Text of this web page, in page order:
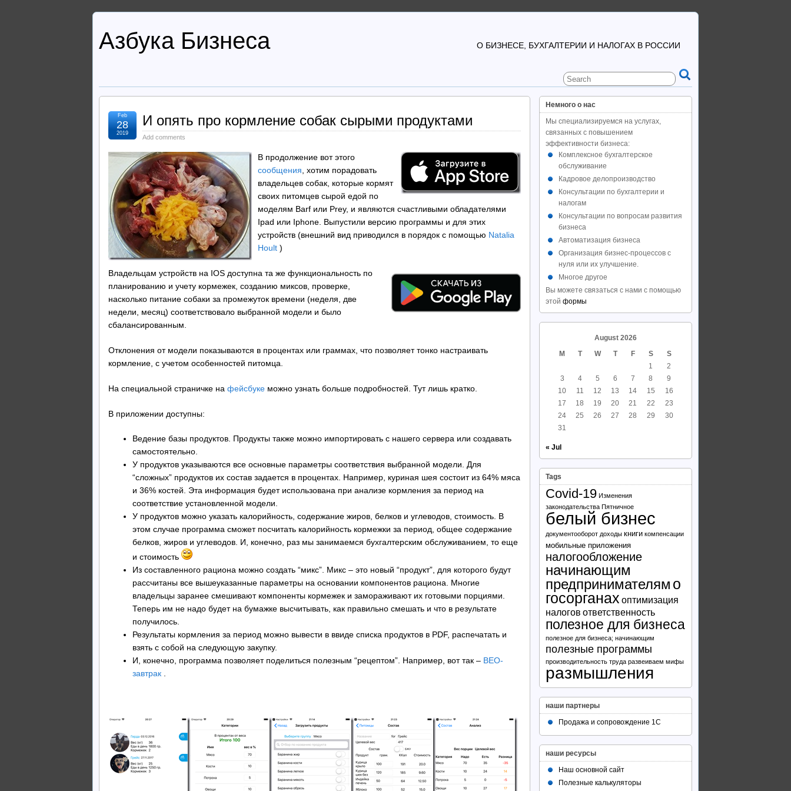
Азбука Бизнеса О БИЗНЕСЕ, БУХГАЛТЕРИИ И НАЛОГАХ В РОССИИ
И опять про кормление собак сырыми продуктами
Add comments
Feb
28
2019
В продолжение вот этого
сообщения , хотим порадовать
владельцев собак, которые кормят
своих питомцев сырой едой по
моделям Barf или Prey, и являются счастливыми обладателями
Ipad или Iphone. Выпустили версию программы и для этих
устройств (внешний вид приводился в порядок с помощью Natalia
Hoult )
Владельцам устройств на IOS доступна та же функциональность по
планированию и учету кормежек, созданию миксов, проверке,
насколько питание собаки за промежуток времени (неделя, две
недели, месяц) соответствовало выбранной модели и было
сбалансированным.
Отклонения от модели показываются в процентах или граммах, что позволяет тонко настраивать
кормление, с учетом особенностей питомца.
На специальной страничке на фейсбуке можно узнать больше подробностей. Тут лишь кратко.
В приложении доступны:
Ведение базы продуктов. Продукты также можно импортировать с нашего сервера или создавать
самостоятельно.
У продуктов указываются все основные параметры соответствия выбранной модели. Для
“сложных” продуктов их состав задается в процентах. Например, куриная шея состоит из 64% мяса
и 36% костей. Эта информация будет использована при анализе кормления за период на
соответствие установленной модели.
У продуктов можно указать калорийность, содержание жиров, белков и углеводов, стоимость. В
этом случае программа сможет посчитать калорийность кормежки за период, общее содержание
белков, жиров и углеводов. И, конечно, раз мы занимаемся бухгалтерским обслуживанием, то еще
и стоимость
Из составленного рациона можно создать “микс”. Микс – это новый “продукт”, для которого будут
рассчитаны все вышеуказанные параметры на основании компонентов рациона. Многие
владельцы заранее смешивают компоненты кормежек и замораживают их готовыми порциями.
Теперь им не надо будет на бумажке высчитывать, как правильно смешать и что в результате
получилось.
Результаты кормления за период можно вывести в ввиде списка продуктов в PDF, распечатать и
взять с собой на следующую закупку.
И, конечно, программа позволяет поделиться полезным “рецептом”. Например, вот так – ВЕО-
завтрак.
Немного о нас
Мы специализируемся на услугах,
связанных с повышением
эффективности бизнеса:
Комплексное бухгалтерское
обслуживание
Кадровое делопроизводство
Консультации по бухгалтерии и
налогам
Консультации по вопросам развития
бизнеса
Автоматизация бизнеса
Организация бизнес-процессов с
нуля или их улучшение.
Многое другое
Вы можете связаться с нами с помощью
этой формы
August 2026
M
T W T F S
S
1
2
3
4 5 6 7 8
9
10
11 12 13 14 15
16
17
18 19 20 21 22
23
24
25 26 27 28 29
30
31
« Jul
Tags
Covid-19 Изменения
законодательства Пятничное
белый бизнес
документооборот доходы книги компенсации
мобильные приложения
налогообложение
начинающим
предпринимателям о
госорганах оптимизация
налогов ответственность
полезное для бизнеса
полезное для бизнеса; начинающим
полезные программы
производительность труда развеиваем мифы
размышления
наши партнеры
Продажа и сопровождение 1С
наши ресурсы
Наш основной сайт
Полезные калькуляторы